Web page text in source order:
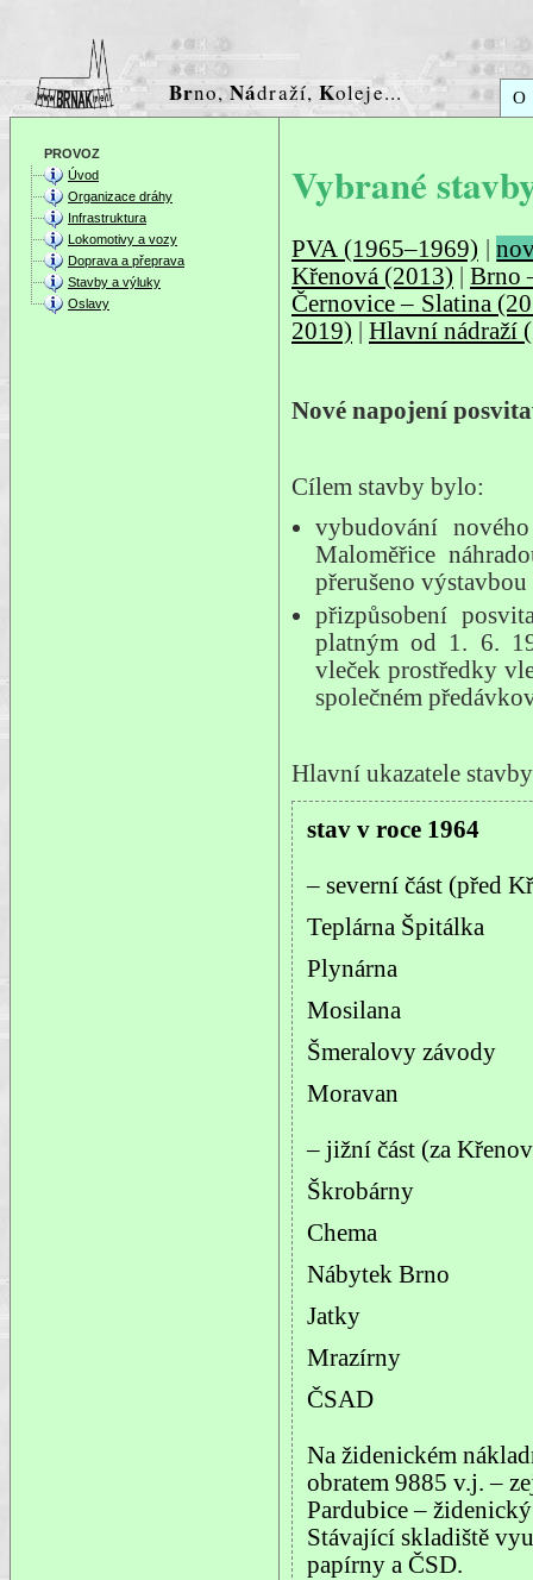
Brno,Nádraží,Koleje... O
PROVOZ
Úvod
Organizace dráhy
Infrastruktura
Lokomotivy a vozy
Doprava a přeprava
Stavby a výluky
Oslavy
Vybrané
PVA (1965–1969) |
Křenová (2013)
Brno
Černovice – Slatina
2019)
Hlavní nádraží
Nové napojení
Cílem stavby bylo:
vybudování
Maloměřice
přerušeno
přizpůsobení
platným od 1. 6.
vleček prostředky
společném
Hlavní ukazatele
stav v roce 1964
– severní část (před
Teplárna Špitálka
Plynárna
Mosilana
Šmeralovy závody
Moravan
– jižní část (za
Škrobárny
Chema
Nábytek Brno
Jatky
Mrazírny
ČSAD
Na židenickém
obratem 9885 v.j. –
Pardubice –
Stávající skladiště
papírny a ČSD.